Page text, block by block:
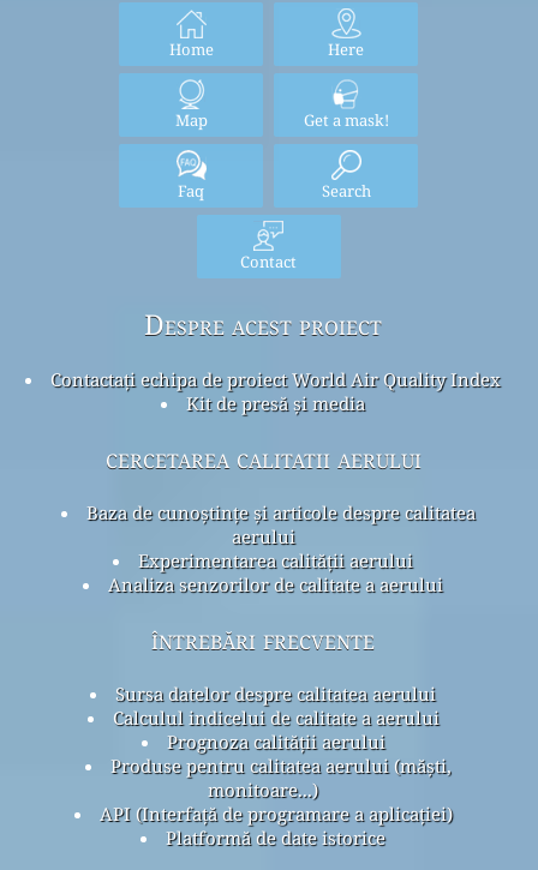
Home Here
Map Get a mask!
Faq Search
Contact
Despre acest proiect
Contactați echipa de proiect World Air Quality Index
Kit de presă și media
cercetarea calitatii aerului
Baza de cunoștințe și articole despre calitatea
aerului
Experimentarea calității aerului
Analiza senzorilor de calitate a aerului
întrebări frecvente
Sursa datelor despre calitatea aerului
Calculul indicelui de calitate a aerului
Prognoza calității aerului
Produse pentru calitatea aerului (măști,
monitoare...)
API (Interfață de programare a aplicației)
Platformă de date istorice